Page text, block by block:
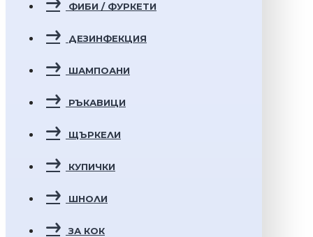
ФИБИ / ФУРКЕТИ
ДЕЗИНФЕКЦИЯ
ШАМПОАНИ
РЪКАВИЦИ
ЩЪРКЕЛИ
КУПИЧКИ
ШНОЛИ
ЗА КОК